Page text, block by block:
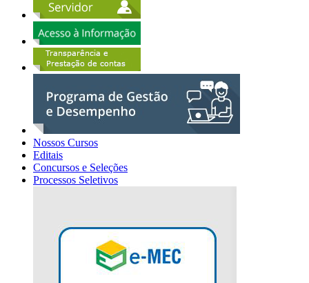
Nossos Cursos
Editais
Concursos e Seleções
Processos Seletivos